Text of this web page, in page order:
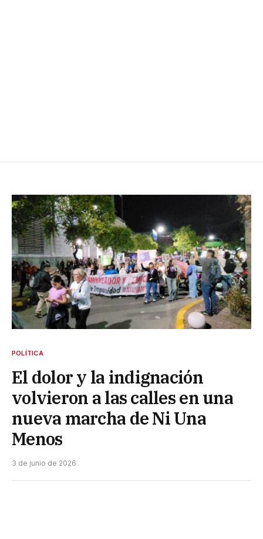
POLÍTICA
El dolor y la indignación
volvieron a las calles en una
nueva marcha de Ni Una
Menos
3 de junio de 2026